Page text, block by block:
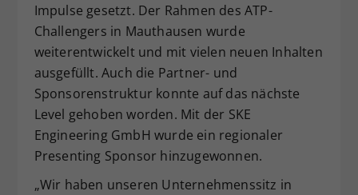
Impulse gesetzt. Der Rahmen des ATP-
Challengers in Mauthausen wurde
weiterentwickelt und mit vielen neuen Inhalten
ausgefüllt. Auch die Partner- und
Sponsorenstruktur konnte auf das nächste
Level gehoben worden. Mit der SKE
Engineering GmbH wurde ein regionaler
Presenting Sponsor hinzugewonnen.
„Wir haben unseren Unternehmenssitz in